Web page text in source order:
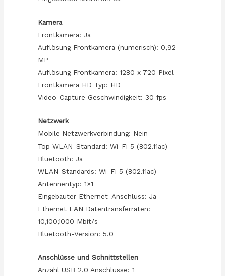
Kamera
Frontkamera: Ja
Auflösung Frontkamera (numerisch): 0,92
MP
Auflösung Frontkamera: 1280 x 720 Pixel
Frontkamera HD Typ: HD
Video-Capture Geschwindigkeit: 30 fps
Netzwerk
Mobile Netzwerkverbindung: Nein
Top WLAN-Standard: Wi-Fi 5 (802.11ac)
Bluetooth: Ja
WLAN-Standards: Wi-Fi 5 (802.11ac)
Antennentyp: 1×1
Eingebauter Ethernet-Anschluss: Ja
Ethernet LAN Datentransferraten:
10,100,1000 Mbit/s
Bluetooth-Version: 5.0
Anschlüsse und Schnittstellen
Anzahl USB 2.0 Anschlüsse: 1